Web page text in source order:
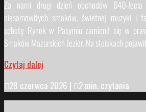
Za nami drugi dzień obchodów 640-
niesamowitych smaków, świetnej muzyki i
sobotę Rynek w Pasymiu zamienił się w
Smaków Mazurskich Jezior. Na stoiskach
Czytaj dalej
28 czerwca 2026 | 2 min. czytania